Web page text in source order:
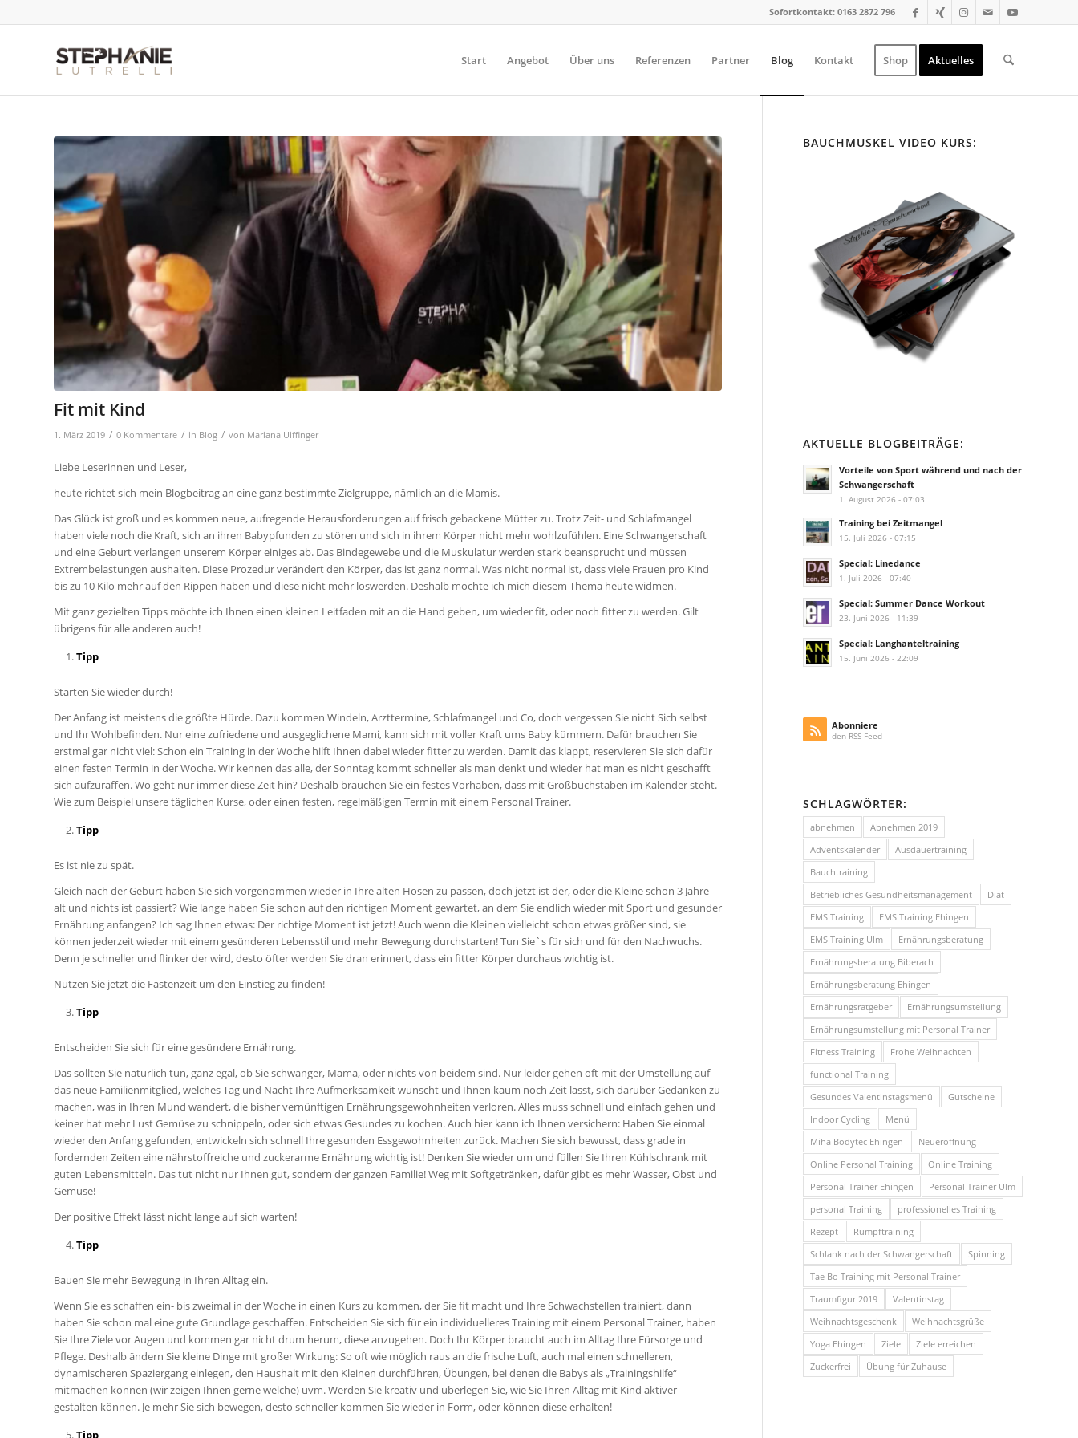
Sofortkontakt: 0163 2872 796
Start Angebot Über uns Referenzen Partner Blog Kontakt Shop Aktuelles
Fit mit Kind
1. März 2019 / 0 Kommentare / in Blog / von Mariana Uiffinger
Liebe Leserinnen und Leser,
heute richtet sich mein Blogbeitrag an eine ganz bestimmte Zielgruppe, nämlich an die Mamis.
Das Glück ist groß und es kommen neue, aufregende Herausforderungen auf frisch gebackene Mütter zu. Trotz Zeit- und Schlafmangel
haben viele noch die Kraft, sich an ihren Babypfunden zu stören und sich in ihrem Körper nicht mehr wohlzufühlen. Eine Schwangerschaft
und eine Geburt verlangen unserem Körper einiges ab. Das Bindegewebe und die Muskulatur werden stark beansprucht und müssen
Extrembelastungen aushalten. Diese Prozedur verändert den Körper, das ist ganz normal. Was nicht normal ist, dass viele Frauen pro Kind
bis zu 10 Kilo mehr auf den Rippen haben und diese nicht mehr loswerden. Deshalb möchte ich mich diesem Thema heute widmen.
Mit ganz gezielten Tipps möchte ich Ihnen einen kleinen Leitfaden mit an die Hand geben, um wieder fit, oder noch fitter zu werden. Gilt
übrigens für alle anderen auch!
Tipp
Starten Sie wieder durch!
Der Anfang ist meistens die größte Hürde. Dazu kommen Windeln, Arzttermine, Schlafmangel und Co, doch vergessen Sie nicht Sich selbst
und Ihr Wohlbefinden. Nur eine zufriedene und ausgeglichene Mami, kann sich mit voller Kraft ums Baby kümmern. Dafür brauchen Sie
erstmal gar nicht viel: Schon ein Training in der Woche hilft Ihnen dabei wieder fitter zu werden. Damit das klappt, reservieren Sie sich dafür
einen festen Termin in der Woche. Wir kennen das alle, der Sonntag kommt schneller als man denkt und wieder hat man es nicht geschafft
sich aufzuraffen. Wo geht nur immer diese Zeit hin? Deshalb brauchen Sie ein festes Vorhaben, dass mit Großbuchstaben im Kalender steht.
Wie zum Beispiel unsere täglichen Kurse, oder einen festen, regelmäßigen Termin mit einem Personal Trainer.
Tipp
Es ist nie zu spät.
Gleich nach der Geburt haben Sie sich vorgenommen wieder in Ihre alten Hosen zu passen, doch jetzt ist der, oder die Kleine schon 3 Jahre
alt und nichts ist passiert? Wie lange haben Sie schon auf den richtigen Moment gewartet, an dem Sie endlich wieder mit Sport und gesunder
Ernährung anfangen? Ich sag Ihnen etwas: Der richtige Moment ist jetzt! Auch wenn die Kleinen vielleicht schon etwas größer sind, sie
können jederzeit wieder mit einem gesünderen Lebensstil und mehr Bewegung durchstarten! Tun Sie`s für sich und für den Nachwuchs.
Denn je schneller und flinker der wird, desto öfter werden Sie dran erinnert, dass ein fitter Körper durchaus wichtig ist.
Nutzen Sie jetzt die Fastenzeit um den Einstieg zu finden!
Tipp
Entscheiden Sie sich für eine gesündere Ernährung.
Das sollten Sie natürlich tun, ganz egal, ob Sie schwanger, Mama, oder nichts von beidem sind. Nur leider gehen oft mit der Umstellung auf
das neue Familienmitglied, welches Tag und Nacht Ihre Aufmerksamkeit wünscht und Ihnen kaum noch Zeit lässt, sich darüber Gedanken zu
machen, was in Ihren Mund wandert, die bisher vernünftigen Ernährungsgewohnheiten verloren. Alles muss schnell und einfach gehen und
keiner hat mehr Lust Gemüse zu schnippeln, oder sich etwas Gesundes zu kochen. Auch hier kann ich Ihnen versichern: Haben Sie einmal
wieder den Anfang gefunden, entwickeln sich schnell Ihre gesunden Essgewohnheiten zurück. Machen Sie sich bewusst, dass grade in
fordernden Zeiten eine nährstoffreiche und zuckerarme Ernährung wichtig ist! Denken Sie wieder um und füllen Sie Ihren Kühlschrank mit
guten Lebensmitteln. Das tut nicht nur Ihnen gut, sondern der ganzen Familie! Weg mit Softgetränken, dafür gibt es mehr Wasser, Obst und
Gemüse!
Der positive Effekt lässt nicht lange auf sich warten!
Tipp
Bauen Sie mehr Bewegung in Ihren Alltag ein.
Wenn Sie es schaffen ein- bis zweimal in der Woche in einen Kurs zu kommen, der Sie fit macht und Ihre Schwachstellen trainiert, dann
haben Sie schon mal eine gute Grundlage geschaffen. Entscheiden Sie sich für ein individuelleres Training mit einem Personal Trainer, haben
Sie Ihre Ziele vor Augen und kommen gar nicht drum herum, diese anzugehen. Doch Ihr Körper braucht auch im Alltag Ihre Fürsorge und
Pflege. Deshalb ändern Sie kleine Dinge mit großer Wirkung: So oft wie möglich raus an die frische Luft, auch mal einen schnelleren,
dynamischeren Spaziergang einlegen, den Haushalt mit den Kleinen durchführen, Übungen, bei denen die Babys als „Trainingshilfe“
mitmachen können (wir zeigen Ihnen gerne welche) uvm. Werden Sie kreativ und überlegen Sie, wie Sie Ihren Alltag mit Kind aktiver
gestalten können. Je mehr Sie sich bewegen, desto schneller kommen Sie wieder in Form, oder können diese erhalten!
Tipp
BAUCHMUSKEL VIDEO KURS:
AKTUELLE BLOGBEITRÄGE:
Vorteile von Sport während und nach der
Schwangerschaft
1. August 2026 - 07:03
Training bei Zeitmangel
15. Juli 2026 - 07:15
Special: Linedance
1. Juli 2026 - 07:40
Special: Summer Dance Workout
23. Juni 2026 - 11:39
Special: Langhanteltraining
15. Juni 2026 - 22:09
Abonniere
den RSS Feed
SCHLAGWÖRTER:
abnehmen
Abnehmen 2019
Adventskalender
Ausdauertraining
Bauchtraining
Betriebliches Gesundheitsmanagement
Diät
EMS Training
EMS Training Ehingen
EMS Training Ulm
Ernährungsberatung
Ernährungsberatung Biberach
Ernährungsberatung Ehingen
Ernährungsratgeber
Ernährungsumstellung
Ernährungsumstellung mit Personal Trainer
Fitness Training
Frohe Weihnachten
functional Training
Gesundes Valentinstagsmenü
Gutscheine
Indoor Cycling
Menü
Miha Bodytec Ehingen
Neueröffnung
Online Personal Training
Online Training
Personal Trainer Ehingen
Personal Trainer Ulm
personal Training
professionelles Training
Rezept
Rumpftraining
Schlank nach der Schwangerschaft
Spinning
Tae Bo Training mit Personal Trainer
Traumfigur 2019
Valentinstag
Weihnachtsgeschenk
Weihnachtsgrüße
Yoga Ehingen
Ziele
Ziele erreichen
Zuckerfrei
Übung für Zuhause